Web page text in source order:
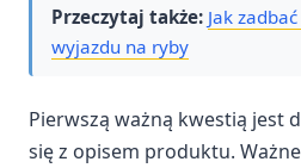
Przeczytaj także: Jak
wyjazdu na ryby
Pierwszą ważną kwestią jest
się z opisem produktu.